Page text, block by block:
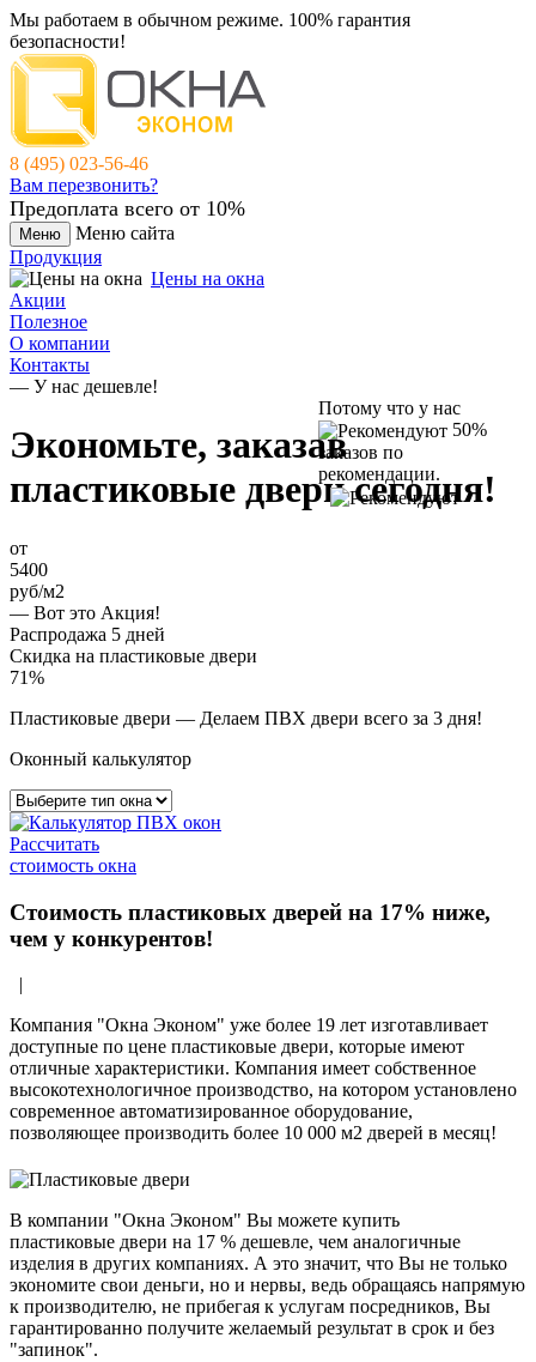
Мы работаем в обычном режиме. 100% гарантия
безопасности!
8 (495) 023-56-46
Вам перезвонить?
Предоплата всего от 10%
Меню
Меню сайта
Продукция
Цены на окна
Акции
Полезное
О компании
Контакты
— У нас дешевле!
Потому что у нас
50%
заказов по
рекомендации.
Экономьте, заказав
пластиковые дверисегодня!
от
5400
руб/м2
— Вот это Акция!
Распродажа 5 дней
Скидка на пластиковые двери
71%
Пластиковые двери — Делаем ПВХ двери всего за 3 дня!
Оконный калькулятор
Рассчитать
стоимость окна
Стоимость пластиковых дверей на 17% ниже,
чем у конкурентов!
|
Компания "Окна Эконом" уже более 19 лет изготавливает
доступные по цене пластиковые двери, которые имеют
отличные характеристики. Компания имеет собственное
высокотехнологичное производство, на котором установлено
современное автоматизированное оборудование,
позволяющее производить более 10 000 м2 дверей в месяц!
В компании "Окна Эконом" Вы можете купить
пластиковые двери на 17 % дешевле, чем аналогичные
изделия в других компаниях. А это значит, что Вы не только
экономите свои деньги, но и нервы, ведь обращаясь напрямую
к производителю, не прибегая к услугам посредников, Вы
гарантированно получите желаемый результат в срок и без
"запинок".